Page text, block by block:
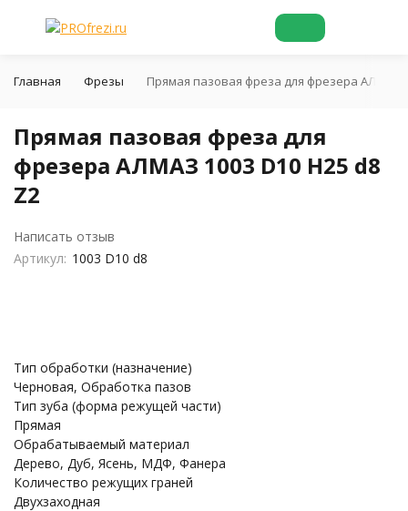
Главная Фрезы Прямая пазовая фреза для фрезера АЛМАЗ
Прямая пазовая фреза для
фрезера АЛМАЗ 1003 D10 H25 d8
Z2
Написать отзыв
Артикул: 1003 D10 d8
Тип обработки (назначение)
Черновая, Обработка пазов
Тип зуба (форма режущей части)
Прямая
Обрабатываемый материал
Дерево, Дуб, Ясень, МДФ, Фанера
Количество режущих граней
Двухзаходная